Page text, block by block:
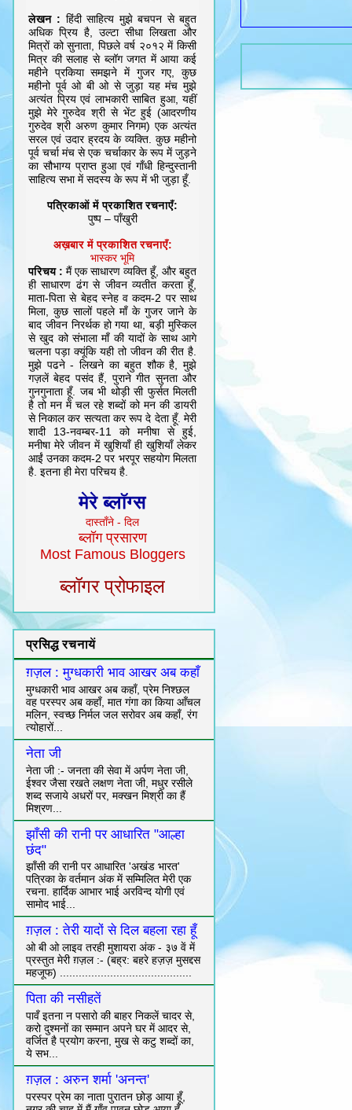
लेखन : हिंदी साहित्य मुझे बचपन से बहुत
अधिक प्रिय है, उल्टा सीधा लिखता और
मित्रों को सुनाता, पिछले वर्ष २०१२ में किसी
मित्र की सलाह से ब्लॉग जगत में आया कई
महीने प्रकिया समझने में गुजर गए, कुछ
महीनो पूर्व ओ बी ओ से जुड़ा यह मंच मुझे
अत्यंत प्रिय एवं लाभकारी साबित हुआ, यहीं
मुझे मेरे गुरुदेव श्री से भेंट हुई (आदरणीय
गुरुदेव श्री अरुण कुमार निगम) एक अत्यंत
सरल एवं उदार ह्रदय के व्यक्ति. कुछ महीनो
पूर्व चर्चा मंच से एक चर्चाकार के रूप में जुड़ने
का सौभाग्य प्राप्त हुआ एवं गाँधी हिन्दुस्तानी
साहित्य सभा में सदस्य के रूप में भी जुड़ा हूँ.
पत्रिकाओं में प्रकाशित रचनाएँ:
पुष्प – पाँखुरी
अख़बार में प्रकाशित रचनाएँ:
भास्कर भूमि
परिचय : मैं एक साधारण व्यक्ति हूँ, और बहुत
ही साधारण ढंग से जीवन व्यतीत करता हूँ,
माता-पिता से बेहद स्नेह व कदम-2 पर साथ
मिला, कुछ सालों पहले माँ के गुजर जाने के
बाद जीवन निरर्थक हो गया था, बड़ी मुस्किल
से खुद को संभाला माँ की यादों के साथ आगे
चलना पड़ा क्यूंकि यही तो जीवन की रीत है.
मुझे पढने - लिखने का बहुत शौक है, मुझे
गज़लें बेहद पसंद हैं, पुराने गीत सुनता और
गुनगुनाता हूँ. जब भी थोड़ी सी फुर्सत मिलती
है तो मन में चल रहे शब्दों को मन की डायरी
से निकाल कर सत्यता कर रूप दे देता हूँ. मेरी
शादी 13-नवम्बर-11 को मनीषा से हुई,
मनीषा मेरे जीवन में खुशियाँ ही खुशियाँ लेकर
आईं उनका कदम-2 पर भरपूर सहयोग मिलता
है. इतना ही मेरा परिचय है.
मेरे ब्लॉग्स
दास्ताँने - दिल
ब्लॉग प्रसारण
Most Famous Bloggers
ब्लॉगर प्रोफाइल
प्रसिद्ध रचनायें
ग़ज़ल : मुग्धकारी भाव आखर अब कहाँ
मुग्धकारी भाव आखर अब कहाँ, प्रेम निश्छल
वह परस्पर अब कहाँ, मात गंगा का किया आँचल
मलिन, स्वच्छ निर्मल जल सरोवर अब कहाँ, रंग
त्योहारों...
नेता जी
नेता जी :- जनता की सेवा में अर्पण नेता जी,
ईश्वर जैसा रखते लक्षण नेता जी, मधुर रसीले
शब्द सजाये अधरों पर, मक्खन मिश्री का हैं
मिश्रण...
झाँसी की रानी पर आधारित "आल्हा
छंद"
झाँसी की रानी पर आधारित 'अखंड भारत'
पत्रिका के वर्तमान अंक में सम्मिलित मेरी एक
रचना. हार्दिक आभार भाई अरविन्द योगी एवं
सामोद भाई...
ग़ज़ल : तेरी यादों से दिल बहला रहा हूँ
ओ बी ओ लाइव तरही मुशायरा अंक - ३७ वें में
प्रस्तुत मेरी ग़ज़ल :- (बह्र: बहरे हज़ज़ मुसद्दस
महजूफ) ..........................................
पिता की नसीहतें
पावँ इतना न पसारो की बाहर निकलें चादर से,
करो दुश्मनों का सम्मान अपने घर में आदर से,
वर्जित है प्रयोग करना, मुख से कटु शब्दों का,
ये सभ...
ग़ज़ल : अरुन शर्मा 'अनन्त'
परस्पर प्रेम का नाता पुरातन छोड़ आया हूँ,